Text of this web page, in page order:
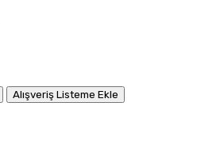
Alışveriş Listeme Ekle